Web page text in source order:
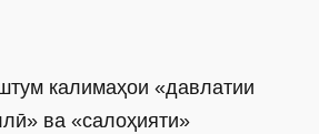
калимаҳои «давлатии
ва «салоҳияти»